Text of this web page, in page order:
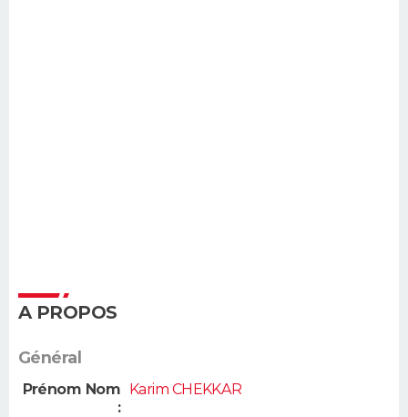
A PROPOS
Général
Prénom Nom
:
Karim CHEKKAR